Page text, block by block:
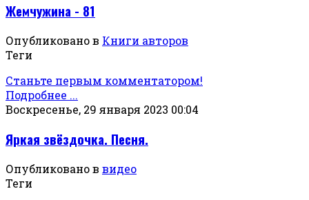
Жемчужина - 81
Опубликовано в Книги авторов
Теги
Станьте первым комментатором!
Подробнее ...
Воскресенье, 29 января 2023 00:04
Яркая звёздочка. Песня.
Опубликовано в видео
Теги